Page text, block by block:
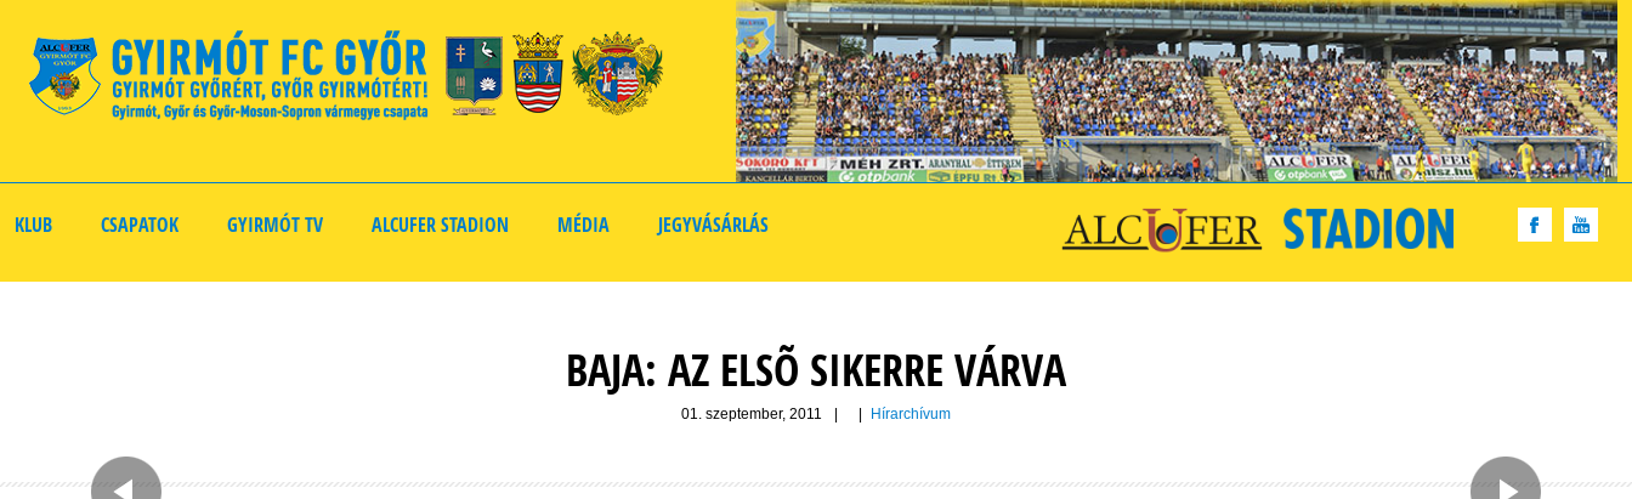
KLUB CSAPATOK GYIRMÓT TV ALCUFER STADION MÉDIA JEGYVÁSÁRLÁS
BAJA: AZ ELSÕ SIKERRE VÁRVA
01. szeptember, 2011 Hírarchívum